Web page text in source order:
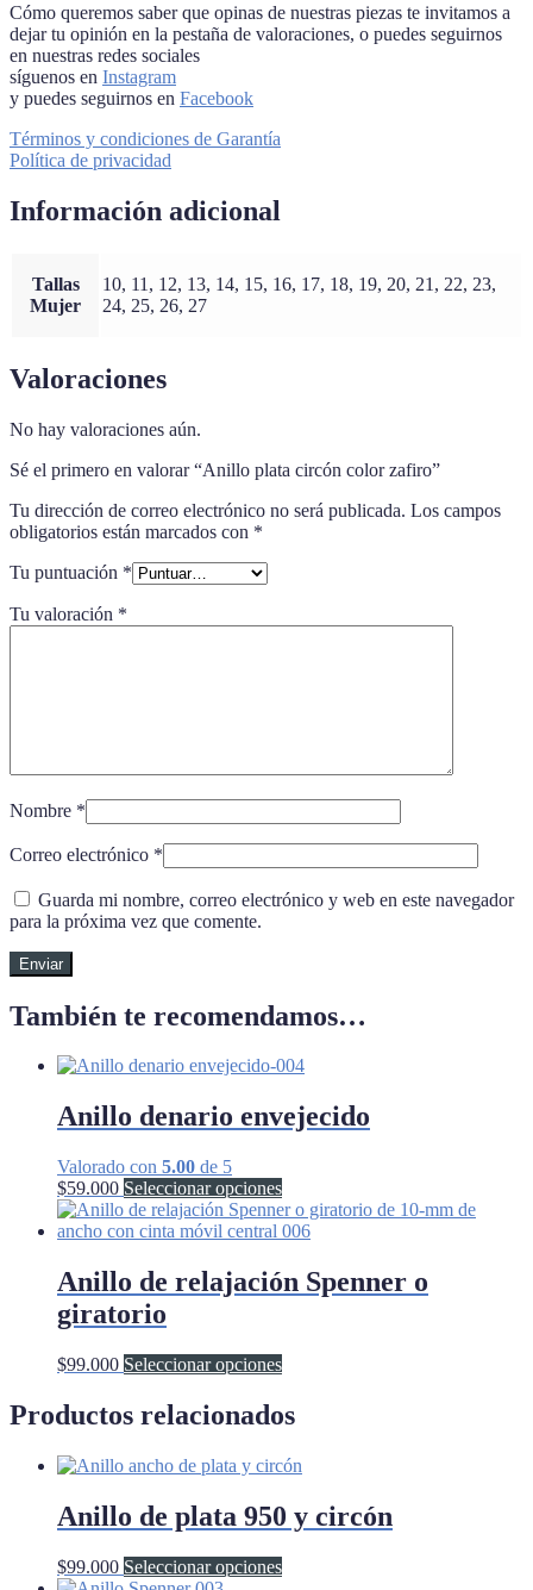
Cómo queremos saber que opinas de nuestras piezas te invitamos a
dejar tu opinión en la pestaña de valoraciones, o puedes seguirnos
en nuestras redes sociales
síguenos en Instagram
y puedes seguirnos en Facebook
Términos y condiciones de Garantía
Política de privacidad
Información adicional
Tallas
Mujer
10, 11, 12, 13, 14, 15, 16, 17, 18, 19, 20, 21, 22, 23,
24, 25, 26, 27
Valoraciones
No hay valoraciones aún.
Sé el primero en valorar “Anillo plata circón color zafiro”
Tu dirección de correo electrónico no será publicada. Los campos
obligatorios están marcados con *
Tu puntuación *
Tu valoración *
Nombre *
Correo electrónico *
Guarda mi nombre, correo electrónico y web en este navegador
para la próxima vez que comente.
También te recomendamos…
Anillo denario envejecido
Valorado con 5.00 de 5
$59.000 Seleccionar opcionesEste
producto
tiene
variantes.
Las
pueden
elegir
la
de
Anillo de relajación Spenner o
giratorio
$99.000 Seleccionar opcionesEste
múltiples
Las
se
pueden
elegir
en
Productos relacionados
Anillo de plata 950 y circón
$99.000 Seleccionar opcionesEste